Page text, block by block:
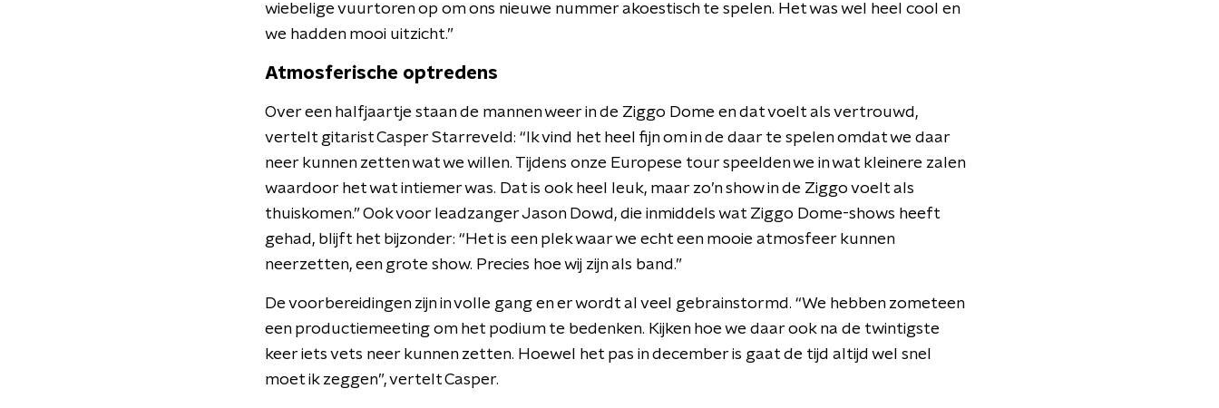
wiebelige vuurtoren op om ons nieuwe nummer akoestisch te spelen. Het was wel heel cool en
we hadden mooi uitzicht.”
Atmosferische optredens
Over een halfjaartje staan de mannen weer in de Ziggo Dome en dat voelt als vertrouwd,
vertelt gitarist Casper Starreveld: “Ik vind het heel fijn om in de daar te spelen omdat we daar
neer kunnen zetten wat we willen. Tijdens onze Europese tour speelden we in wat kleinere zalen
waardoor het wat intiemer was. Dat is ook heel leuk, maar zo’n show in de Ziggo voelt als
thuiskomen.” Ook voor leadzanger Jason Dowd, die inmiddels wat Ziggo Dome-shows heeft
gehad, blijft het bijzonder: “Het is een plek waar we echt een mooie atmosfeer kunnen
neerzetten, een grote show. Precies hoe wij zijn als band.”
De voorbereidingen zijn in volle gang en er wordt al veel gebrainstormd. “We hebben zometeen
een productiemeeting om het podium te bedenken. Kijken hoe we daar ook na de twintigste
keer iets vets neer kunnen zetten. Hoewel het pas in december is gaat de tijd altijd wel snel
moet ik zeggen”, vertelt Casper.